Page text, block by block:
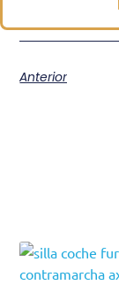
Anterior